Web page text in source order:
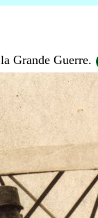
Grande Guerre.